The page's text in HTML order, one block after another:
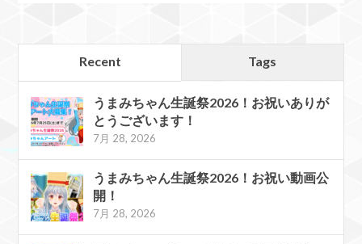
Recent Tags
うまみちゃん生誕祭2026！お祝いありが
とうございます！
7月 28, 2026
うまみちゃん生誕祭2026！お祝い動画公
開！
7月 28, 2026